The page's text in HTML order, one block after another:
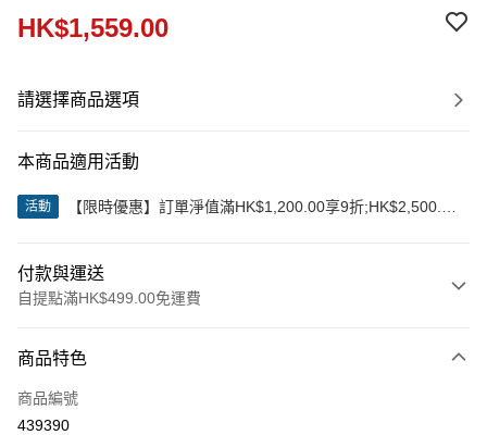
HK$1,559.00
請選擇商品選項
本商品適用活動
活動
【限時優惠】訂單淨值滿HK$1,200.00享9折;HK$2,500.00
付款與運送
自提點滿HK$499.00免運費
信用卡
Apple Pay
商品特色
商品編號
439390